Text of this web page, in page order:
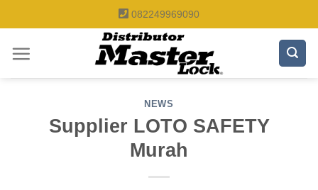
to
content
082249969090
NEWS
Supplier LOTO SAFETY
Murah